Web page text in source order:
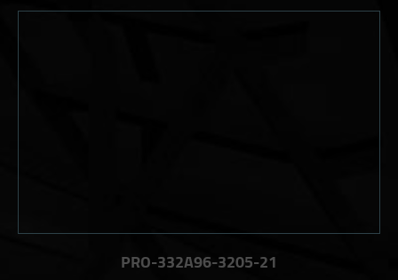
PRO-332A96-3205-21